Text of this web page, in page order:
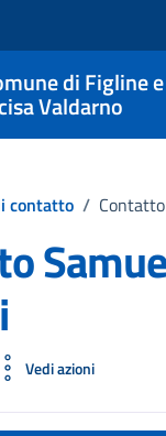
di Figline e
Valdarno
contatto /
Vedi azioni